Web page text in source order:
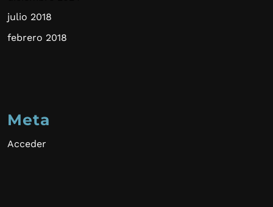
julio 2018
febrero 2018
Meta
Acceder